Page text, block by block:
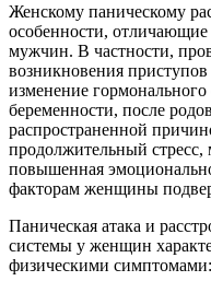
Женскому паническому
особенности, отличающие
мужчин. В частности,
возникновения
изменение
беременности, после
распространенной
продолжительный стресс,
повышенная
факторам женщины
Паническая атака и
системы у женщин
физическими симптомами: